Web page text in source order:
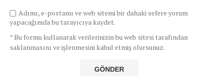
Adımı, e-postamı ve web sitemi bir dahaki sefere yorum
yapacağımda bu tarayıcıya kaydet.
* Bu formu kullanarak verilerinizin bu web sitesi tarafından
saklanmasını ve işlenmesini kabul etmiş olursunuz.